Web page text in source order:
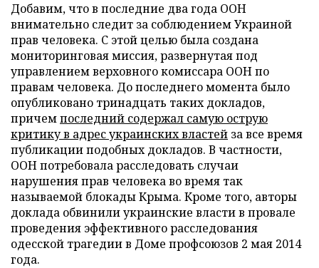
Добавим, что в последние два года ООН
внимательно следит за соблюдением Украиной
прав человека. С этой целью была создана
мониторинговая миссия, развернутая под
управлением верховного комиссара ООН по
правам человека. До последнего момента было
опубликовано тринадцать таких докладов,
причемпоследний содержал самую острую
критику в адрес украинских властей за все время
публикации подобных докладов. В частности,
ООН потребовала расследовать случаи
нарушения прав человека во время так
называемой блокады Крыма. Кроме того, авторы
доклада обвинили украинские власти в провале
проведения эффективного расследования
одесской трагедии в Доме профсоюзов 2 мая 2014
года.